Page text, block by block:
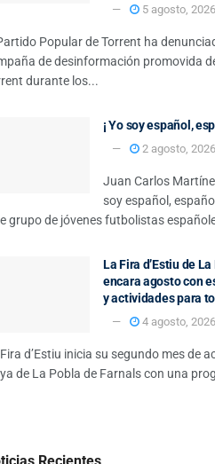
5 agosto, 2026
Popular de Torrent ha
de desinformación promovida
durante los...
¡ Yo soy español,
2 agosto, 2026
Juan Carlos
soy español,
grupo de jóvenes futbolistas
La Fira d’Estiu de
encara agosto con
y actividades para
4 agosto, 2026
d’Estiu inicia su segundo mes de
de La Pobla de Farnals con una